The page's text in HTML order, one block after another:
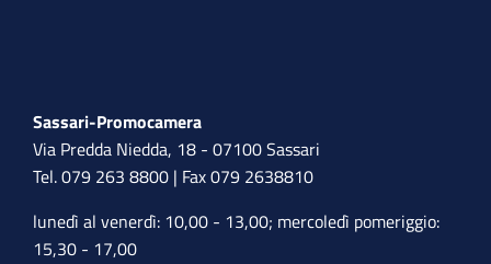
Sassari-Promocamera
Via Predda Niedda, 18 - 07100 Sassari
Tel. 079 263 8800 | Fax 079 2638810
lunedì al venerdì: 10,00 - 13,00; mercoledì pomeriggio:
15,30 - 17,00